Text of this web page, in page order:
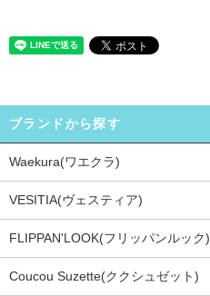
ブランドから探す
Waekura(ワエクラ)
VESITIA(ヴェスティア)
FLIPPAN'LOOK(フリッパンルック)
Coucou Suzette(ククシュゼット)